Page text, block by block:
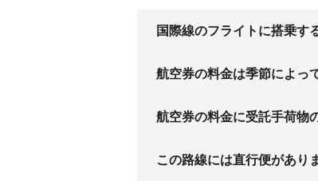
国際線のフライトに搭乗す
航空券の料金は季節によっ
航空券の料金に受託手荷物
この路線には直行便があり